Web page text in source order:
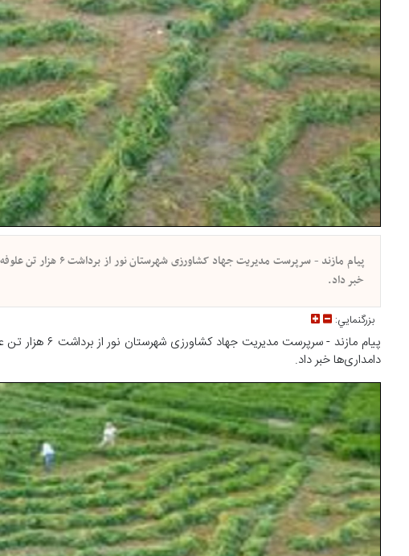
خبر داد.
بزرگنمايي:
دامداری‌ها خبر داد.